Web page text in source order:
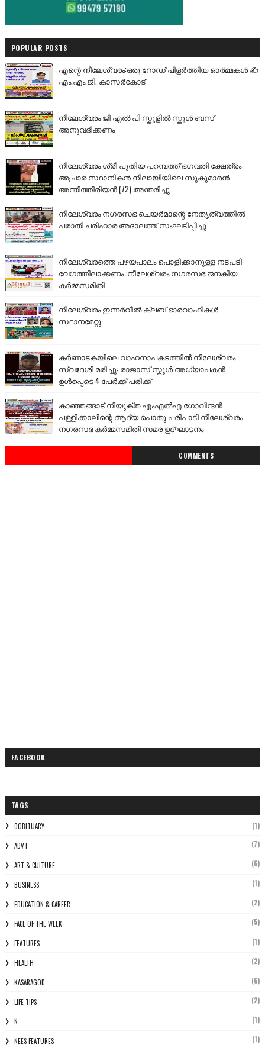
POPULAR POSTS
എന്റെ നീലേശ്വരം:ഒരു റോഡ് പിളർത്തിയ ഓർമ്മകൾ ✍️
എം.എം.ജി. കാസർകോട്
നീലേശ്വരം ജി എൽ പി സ്കൂളിൽ സ്കൂൾ ബസ്
അനുവദിക്കണം
നീലേശ്വരം ശ്രീ പുതിയ പറമ്പത്ത് ഭഗവതി ക്ഷേത്രം
ആചാര സ്ഥാനികൻ നീലായിയിലെ സുകുമാരൻ
അന്തിത്തിരിയൻ (72) അന്തരിച്ചു.
നീലേശ്വരം നഗരസഭ ചെയർമാന്റെ നേതൃത്വത്തിൽ
പരാതി പരിഹാര അദാലത്ത് സംഘടിപ്പിച്ചു
നീലേശ്വരത്തെ പഴയപാലം പൊളിക്കാനുള്ള നടപടി
വേഗത്തിലാക്കണം :നീലേശ്വരം നഗരസഭ ജനകീയ
കർമ്മസമിതി
നീലേശ്വരം ഇന്നർവീൽ ക്ലബ് ഭാരവാഹികൾ
സ്ഥാനമേറ്റു
കർണാടകയിലെ വാഹനാപകടത്തിൽ നീലേശ്വരം
സ്വദേശി മരിച്ചു: രാജാസ് സ്കൂൾ അധ്യാപകൻ
ഉൾപ്പെടെ 4 പേർക്ക് പരിക്ക്
കാഞ്ഞങ്ങാട് നിയുക്ത എംഎൽഎ ഗോവിന്ദൻ
പള്ളിക്കാലിന്റെ ആദ്യ പൊതു പരിപാടി നീലേശ്വരം
നഗരസഭ കർമ്മസമിതി സമര ഉദ്ഘാടനം
COMMENTS
FACEBOOK
TAGS
0OBITUARY (1)
ADVT (7)
ART & CULTURE (6)
BUSINESS (1)
EDUCATION & CAREER (2)
FACE OF THE WEEK (5)
FEATURES (1)
HEALTH (2)
KASARAGOD (6)
LIFE TIPS (2)
N (1)
NEES FEATURES (1)